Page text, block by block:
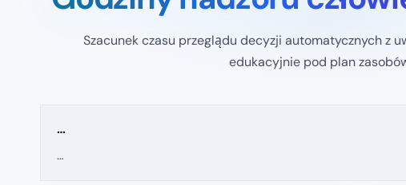
Szacunek czasu przeglądu decyzji automatycznych z
edukacyjnie pod plan
…
…